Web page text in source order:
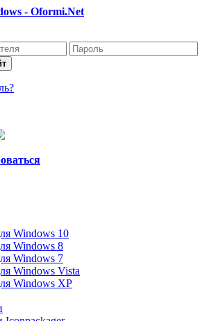
- Oformi.Net
Windows 10
Windows 8
Windows 7
Windows Vista
Windows XP